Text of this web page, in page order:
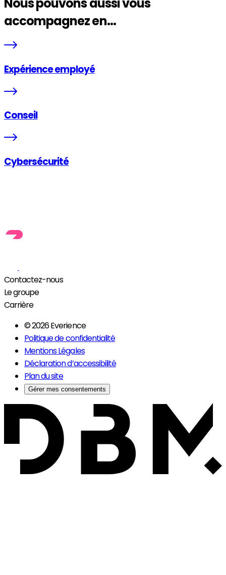
Nous pouvons aussi vous
accompagnez en...
Expérience employé
Conseil
Cybersécurité
Contactez-nous
Le groupe
Carrière
© 2026 Everience
Politique de confidentialité
Mentions Légales
Déclaration d’accessibilité
Plan du site
Gérer mes consentements